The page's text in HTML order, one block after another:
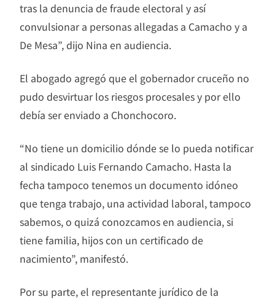
tras la denuncia de fraude electoral y así
convulsionar a personas allegadas a Camacho y a
De Mesa”, dijo Nina en audiencia.
El abogado agregó que el gobernador cruceño no
pudo desvirtuar los riesgos procesales y por ello
debía ser enviado a Chonchocoro.
“No tiene un domicilio dónde se lo pueda notificar
al sindicado Luis Fernando Camacho. Hasta la
fecha tampoco tenemos un documento idóneo
que tenga trabajo, una actividad laboral, tampoco
sabemos, o quizá conozcamos en audiencia, si
tiene familia, hijos con un certificado de
nacimiento”, manifestó.
Por su parte, el representante jurídico de la